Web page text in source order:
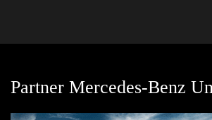
Partner Mercedes-Benz